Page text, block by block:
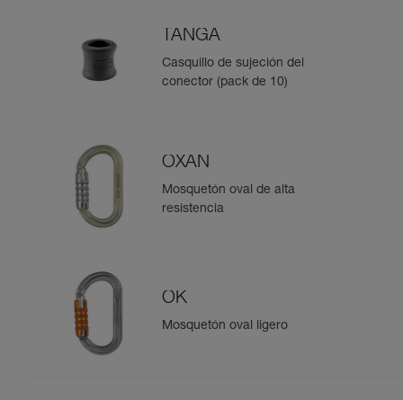
TANGA
Casquillo de sujeción del
conector (pack de 10)
OXAN
Mosquetón oval de alta
resistencia
OK
Mosquetón oval ligero